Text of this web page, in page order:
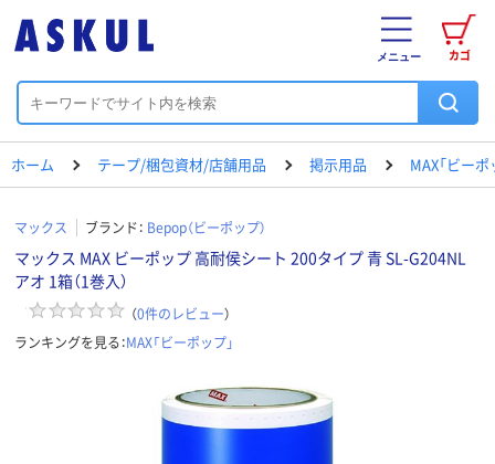
カゴ
メニュー
ホーム テープ/梱包資材/店舗用品 掲示用品 MAX「ビーポ
マックス ブランド： Bepop（ビーポップ）
マックス MAX ビーポップ 高耐侯シート 200タイプ 青 SL-G204NL
アオ 1箱（1巻入）
（0件のレビュー）
ランキングを見る：MAX「ビーポップ」